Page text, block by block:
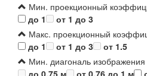
Мин. проекционный
до 1
от 1 до 3
Макс. проекционный
до 1
от 1 до 3
от 1.5
Мин. диагональ изображения